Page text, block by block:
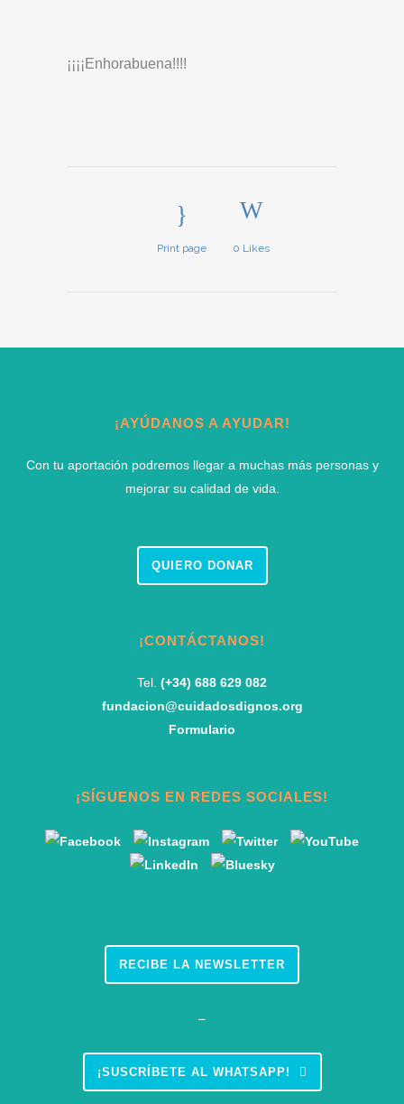
¡¡¡¡Enhorabuena!!!!
Print page 0 Likes
¡AYÚDANOS A AYUDAR!
Con tu aportación podremos llegar a muchas más personas y
mejorar su calidad de vida.
QUIERO DONAR
¡CONTÁCTANOS!
Tel. (+34) 688 629 082
fundacion@cuidadosdignos.org
Formulario
¡SÍGUENOS EN REDES SOCIALES!
RECIBE LA NEWSLETTER
–
¡SUSCRÍBETE AL WHATSAPP!